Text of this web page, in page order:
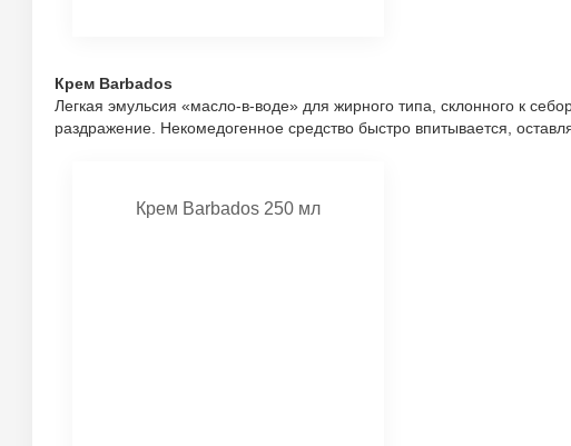
Крем Barbados
Легкая эмульсия «масло-в-воде» для жирного типа, склонного к
раздражение. Некомедогенное средство быстро впитывается,
Крем Barbados 250 мл